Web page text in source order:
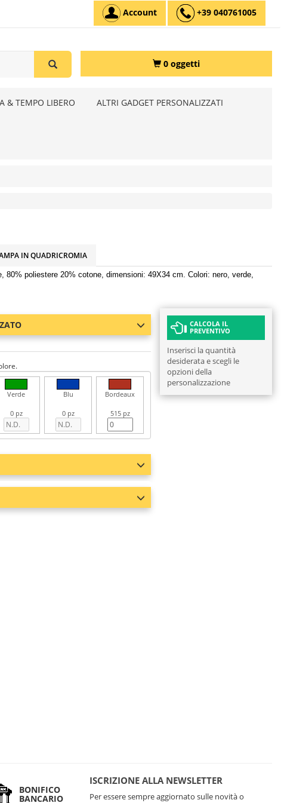
Account +39 040761005
0 oggetti
& TEMPO LIBERO ALTRI GADGET PERSONALIZZATI
IN QUADRICROMIA
80% poliestere 20% cotone, dimensioni: 49X34 cm. Colori: nero, verde,
Verde
0 pz
Blu
0 pz
Bordeaux
515 pz
CALCOLA IL
PREVENTIVO
Inserisci la quantità
desiderata e scegli le
opzioni della
personalizzazione
BONIFICO
BANCARIO
ISCRIZIONE ALLA NEWSLETTER
Per essere sempre aggiornato sulle novità o